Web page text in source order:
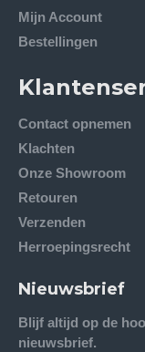
Mijn Account
Bestellingen
Contact opnemen
Klachten
Onze Showroom
Retouren
Verzenden
Herroepingsrecht
Nieuwsbrief
Blijf altijd op de
nieuwsbrief.